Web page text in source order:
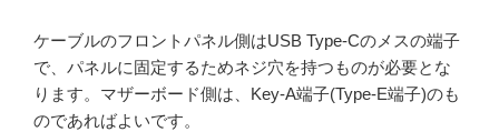
ケーブルのフロントパネル側はUSB Type-Cのメスの端子
で、パネルに固定するためネジ穴を持つものが必要とな
ります。マザーボード側は、Key-A端子(Type-E端子)のも
のであればよいです。